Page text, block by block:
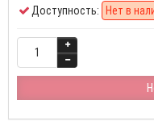
Доступность: Нет в